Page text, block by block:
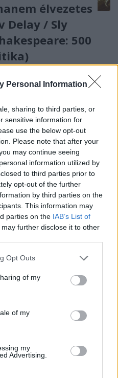
Personal Information
sharing to third parties, or
sensitive information for
use the below opt-out
Please note that after your
may continue seeing
information utilized by
to third parties prior to
opt-out of the further
by third parties on the
This information may
parties on the IAB’s List of
may further disclose it to other
uses one or more Google
behaviour. You may click to
and its third-party tags to
purposes in below Google
Opt Outs
of my
of my
my
Advertising.
élvezetes
Delay / Sly
500
egyik legjobb
és zajos produkció,
a Recorder
- stílusok feletti